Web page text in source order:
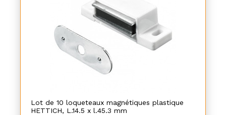
Lot de 10 loqueteaux magnétiques plastique
HETTICH, L.14.5 x l.45.3 mm